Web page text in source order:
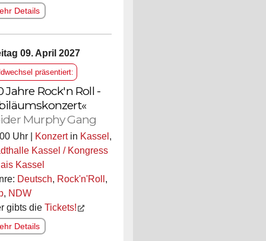
Details
09. April 2027
präsentiert:
Jahre Rock'n Roll -
Murphy Gang
Uhr | Konzertin Kassel ,
Kassel / Kongress
Kassel
Deutsch, Rock'n'Roll ,
, NDW
gibts die Tickets!
Details